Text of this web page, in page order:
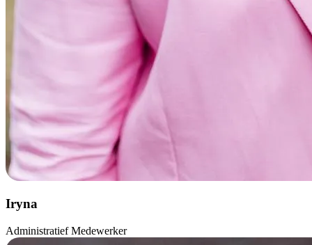
Iryna
Administratief Medewerker